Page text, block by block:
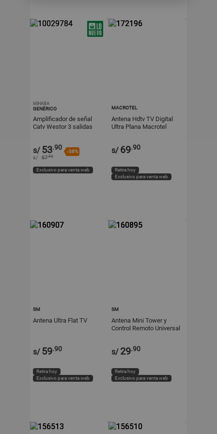
MIHABA
GENÉRICO
Amplificador de señal
Catv Westor 3 salidas
s/ 53.90
-38%
s/ 87.90
Exclusivo para venta web
MACROTEL
Antena Hdtv TV Digital
Ultra Plana Macrotel
s/ 69.90
Retira hoy
Exclusivo para venta web
SM
Antena Ultra Flat TV
s/ 59.90
Retira hoy
Exclusivo para venta web
SM
Antena Mini Tower y
Control Remoto Universal
s/ 29.90
Retira hoy
Exclusivo para venta web